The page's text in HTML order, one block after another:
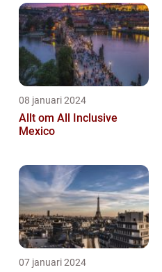
08 januari 2024
Allt om All Inclusive
Mexico
07 januari 2024